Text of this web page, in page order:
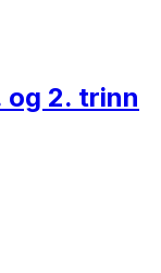
og 2. trinn